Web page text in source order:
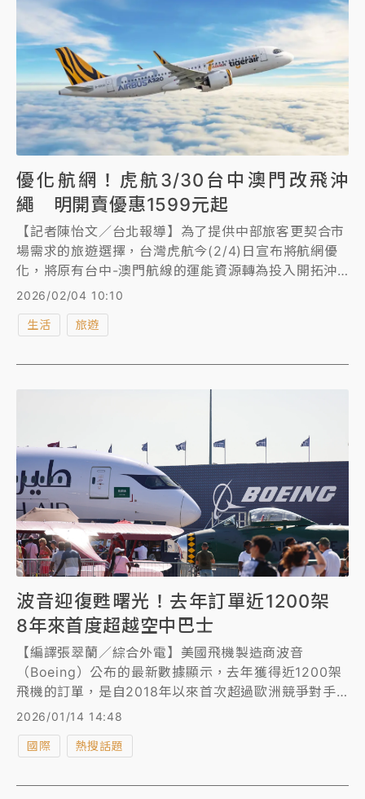
優化航網！虎航3/30台中澳門改飛沖
繩 明開賣優惠1599元起
【記者陳怡文／台北報導】為了提供中部旅客更契合市
場需求的旅遊選擇，台灣虎航今(2/4)日宣布將航網優
化，將原有台中-澳門航線的運能資源轉為投入開拓沖
繩航線，且將於明(2/5)日正式於官網進行開賣，台中-
沖繩(那霸)航線2026年3月30日正式首航，慶祝新航
線銷售，2026年2月5日上午10:00起至2026年2月6
價，隨著台中-沖繩的開航，台灣虎航也成為全台唯一
提供桃園、台中、台南、高雄等全區直飛沖繩的國籍航
2026/02/04 10:10
生活 旅遊
波音迎復甦曙光！去年訂單近1200架
8年來首度超越空中巴士
【編譯張翠蘭／綜合外電】美國飛機製造商波音
（Boeing）公布的最新數據顯示，去年獲得近1200架
飛機的訂單，是自2018年以來首次超過歐洲競爭對手
空中巴士（Airbus），也是波音復甦的最新跡象。
2026/01/14 14:48
國際 熱搜話題